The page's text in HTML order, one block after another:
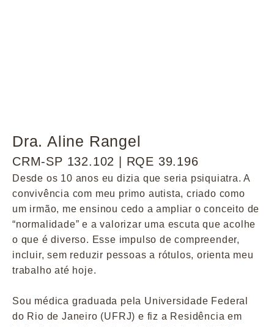
Dra. Aline Rangel
CRM-SP 132.102 | RQE 39.196
Desde os 10 anos eu dizia que seria psiquiatra. A
convivência com meu primo autista, criado como
um irmão, me ensinou cedo a ampliar o conceito de
“normalidade” e a valorizar uma escuta que acolhe
o que é diverso. Esse impulso de compreender,
incluir, sem reduzir pessoas a rótulos, orienta meu
trabalho até hoje.
Sou médica graduada pela Universidade Federal
do Rio de Janeiro (UFRJ) e fiz a Residência em